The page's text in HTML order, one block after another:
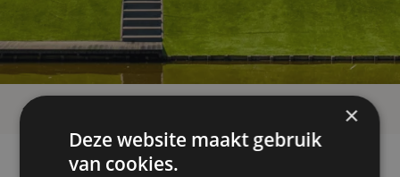
Laten leggen door specialisten
×
Deze website maakt gebruik
van cookies.